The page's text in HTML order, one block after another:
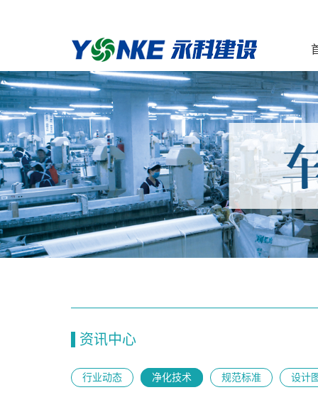
资讯中心
行业动态 净化技术 规范标准 设计